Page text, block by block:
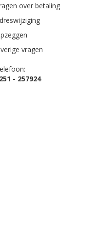
over betaling
vragen
- 257924